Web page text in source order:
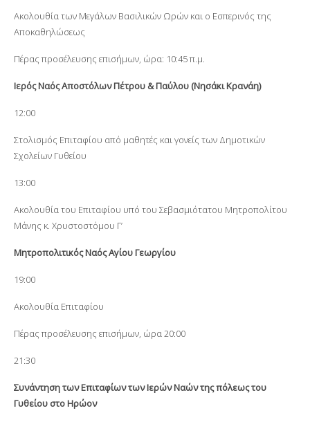
Ακολουθία των Μεγάλων Βασιλικών Ωρών και ο Εσπερινός της
Αποκαθηλώσεως
Πέρας προσέλευσης επισήμων, ώρα: 10:45 π.μ.
Ιερός Ναός Αποστόλων Πέτρου & Παύλου (Νησάκι Κρανάη)
12:00
Στολισμός Επιταφίου από μαθητές και γονείς των Δημοτικών
Σχολείων Γυθείου
13:00
Ακολουθία του Επιταφίου υπό του Σεβασμιότατου Μητροπολίτου
Μάνης κ. Χρυστοστόμου Γ’
Μητροπολιτικός Ναός Αγίου Γεωργίου
19:00
Ακολουθία Επιταφίου
Πέρας προσέλευσης επισήμων, ώρα 20:00
21:30
Συνάντηση των Επιταφίων των Ιερών Ναών της πόλεως του
Γυθείου στο Ηρώον